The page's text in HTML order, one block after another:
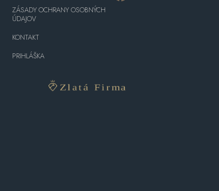
ZÁSADY OCHRANY OSOBNÝCH
ÚDAJOV
KONTAKT
PRIHLÁŠKA